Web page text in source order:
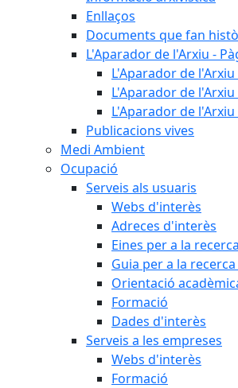
Enllaços
Documents que fan
L'Aparador de l'Arxiu -
L'Aparador de l'Arxiu
L'Aparador de l'Arxiu
L'Aparador de l'Arxiu
Publicacions vives
Medi Ambient
Ocupació
Serveis als usuaris
Webs d'interès
Adreces d'interès
Eines per a la
Guia per a la
Orientació
Formació
Dades d'interès
Serveis a les empreses
Webs d'interès
Formació